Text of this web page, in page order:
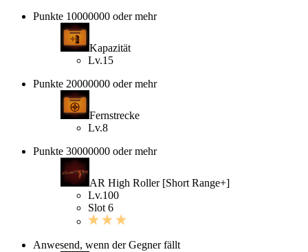
Punkte 10000000 oder mehr
Kapazität
Lv.15
Punkte 20000000 oder mehr
Fernstrecke
Lv.8
Punkte 30000000 oder mehr
AR High Roller [Short Range+]
Lv.100
Slot 6
Anwesend, wenn der Gegner fällt